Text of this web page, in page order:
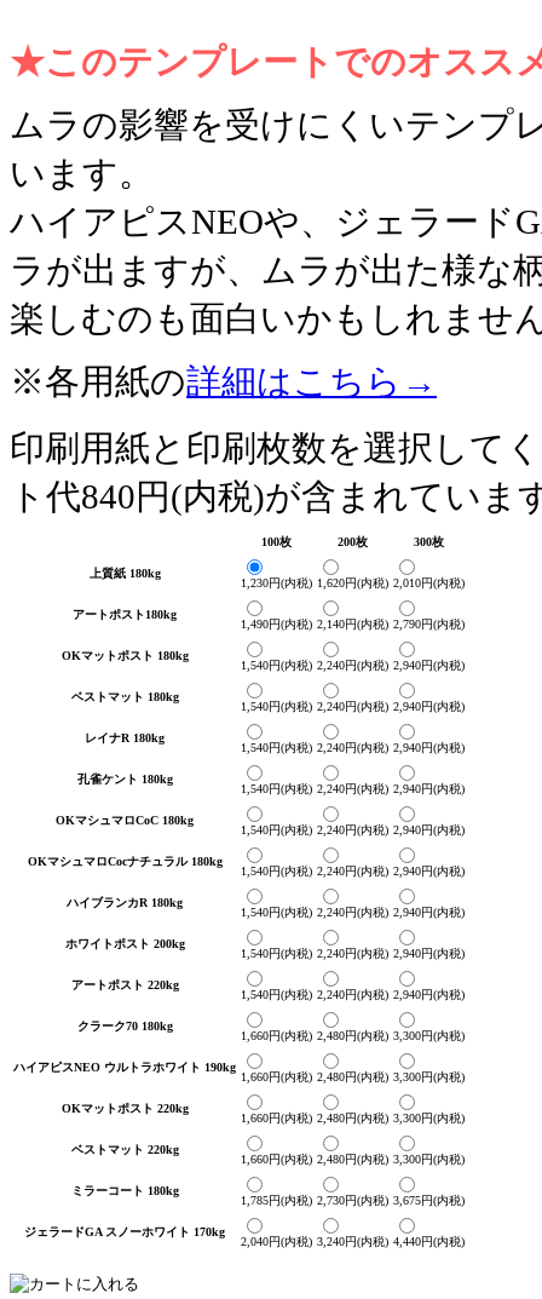
★このテンプレートでのオスス
ムラの影響を受けにくいテンプ
います。
ハイアピスNEOや、ジェラード
ラが出ますが、ムラが出た様な
楽しむのも面白いかもしれませ
※各用紙の詳細はこちら→
印刷用紙と印刷枚数を選択して
ト代840円(内税)が含まれていま
100枚 200枚 300枚
上質紙 180kg
1,230円(内税) 1,620円(内税) 2,010円(内税)
アートポスト180kg
1,490円(内税) 2,140円(内税) 2,790円(内税)
OKマットポスト 180kg
1,540円(内税) 2,240円(内税) 2,940円(内税)
ベストマット 180kg
1,540円(内税) 2,240円(内税) 2,940円(内税)
レイナR 180kg
1,540円(内税) 2,240円(内税) 2,940円(内税)
孔雀ケント 180kg
1,540円(内税) 2,240円(内税) 2,940円(内税)
OKマシュマロCoC 180kg
1,540円(内税) 2,240円(内税) 2,940円(内税)
OKマシュマロCocナチュラル 180kg
1,540円(内税) 2,240円(内税) 2,940円(内税)
ハイブランカR 180kg
1,540円(内税) 2,240円(内税) 2,940円(内税)
ホワイトポスト 200kg
1,540円(内税) 2,240円(内税) 2,940円(内税)
アートポスト 220kg
1,540円(内税) 2,240円(内税) 2,940円(内税)
クラーク70 180kg
1,660円(内税) 2,480円(内税) 3,300円(内税)
ハイアピスNEO ウルトラホワイト 190kg
1,660円(内税) 2,480円(内税) 3,300円(内税)
OKマットポスト 220kg
1,660円(内税) 2,480円(内税) 3,300円(内税)
ベストマット 220kg
1,660円(内税) 2,480円(内税) 3,300円(内税)
ミラーコート 180kg
1,785円(内税) 2,730円(内税) 3,675円(内税)
ジェラードGA スノーホワイト 170kg
2,040円(内税) 3,240円(内税) 4,440円(内税)